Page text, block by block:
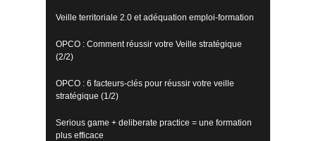
Veille territoriale 2.0 et adéquation emploi-formation
OPCO : Comment réussir votre Veille stratégique
(2/2)
OPCO : 6 facteurs-clés pour réussir votre veille
stratégique (1/2)
Serious game + deliberate practice = une formation
plus efficace